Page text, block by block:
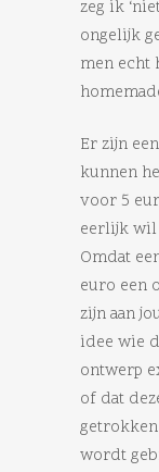
zeg ik
ongelijk
men echt
Er zijn
kunnen
voor 5
eerlijk wil
Omdat
euro een
zijn aan
idee wie
ontwerp
of dat
wordt